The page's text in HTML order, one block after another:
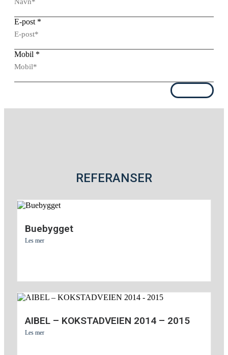
E-post *
Mobil *
REFERANSER
Buebygget
Les mer
AIBEL – KOKSTADVEIEN 2014 – 2015
Les mer